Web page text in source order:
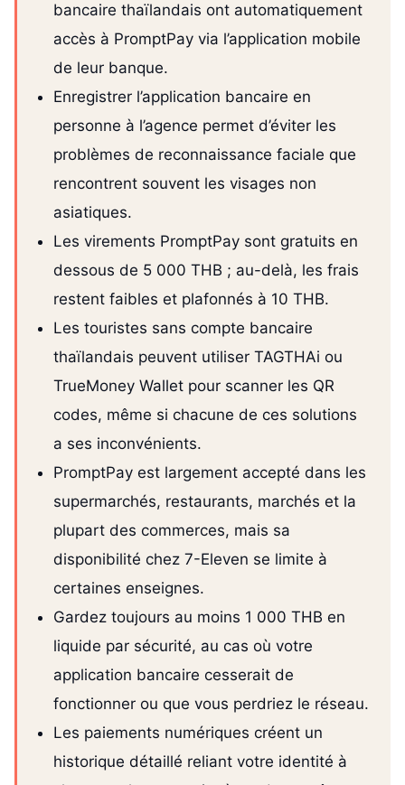
bancaire thaïlandais ont automatiquement
accès à PromptPay via l’application mobile
de leur banque.
Enregistrer l’application bancaire en
personne à l’agence permet d’éviter les
problèmes de reconnaissance faciale que
rencontrent souvent les visages non
asiatiques.
Les virements PromptPay sont gratuits en
dessous de 5 000 THB ; au-delà, les frais
restent faibles et plafonnés à 10 THB.
Les touristes sans compte bancaire
thaïlandais peuvent utiliser TAGTHAi ou
TrueMoney Wallet pour scanner les QR
codes, même si chacune de ces solutions
a ses inconvénients.
PromptPay est largement accepté dans les
supermarchés, restaurants, marchés et la
plupart des commerces, mais sa
disponibilité chez 7-Eleven se limite à
certaines enseignes.
Gardez toujours au moins 1 000 THB en
liquide par sécurité, au cas où votre
application bancaire cesserait de
fonctionner ou que vous perdriez le réseau.
Les paiements numériques créent un
historique détaillé reliant votre identité à